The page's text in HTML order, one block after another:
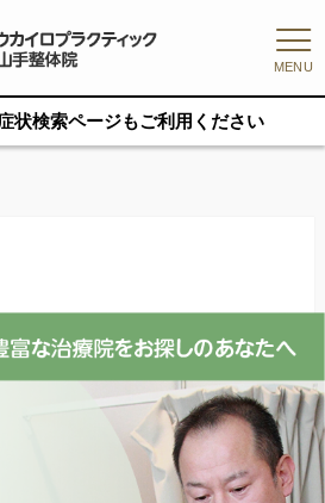
MENU
状検索ページもご利用ください